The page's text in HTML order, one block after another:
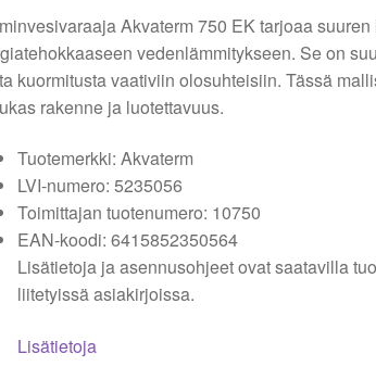
Akvaterm 750 EK tarjoaa
vedenlämmitykseen. Se on
kuormitusta vaativiin olosuhteisiin. Tässä
rakenne ja luotettavuus.
Tuotemerkki: Akvaterm
LVI-numero: 5235056
Toimittajan tuotenumero: 10750
EAN-koodi: 6415852350564
Lisätietoja ja asennusohjeet ovat saatavilla
liitetyissä asiakirjoissa.
Lisätietoja